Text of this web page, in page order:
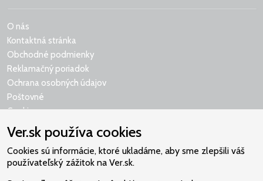
O nás
Kontaktná stránka
Obchodné podmienky
Reklamačný poriadok
Ochrana osobných údajov
Poštovné
Cookies
Naše srdce je v Martindome.
Ver.sk používa cookies
Cookies sú informácie, ktoré ukladáme, aby sme zlepšili váš
používateľský zážitok na Ver.sk.